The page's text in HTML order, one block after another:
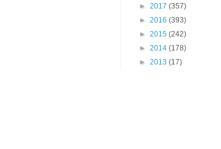
► 2017 (357)
► 2016 (393)
► 2015 (242)
► 2014 (178)
► 2013 (17)